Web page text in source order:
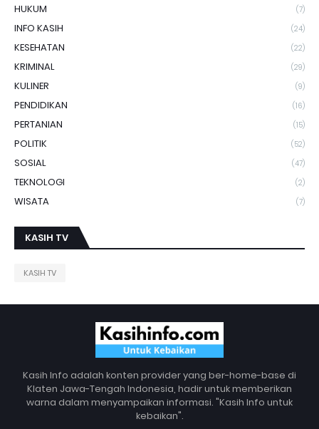
HUKUM (7)
INFO KASIH (24)
KESEHATAN (22)
KRIMINAL (29)
KULINER (9)
PENDIDIKAN (16)
PERTANIAN (15)
POLITIK (52)
SOSIAL (47)
TEKNOLOGI (2)
WISATA (7)
KASIH TV
KASIH TV
Kasih Info adalah konten provider yang ber-home-base di
Klaten Jawa-Tengah Indonesia, hadir untuk memberikan
warna dalam menyampaikan informasi. "Kasih Info untuk
kebaikan".